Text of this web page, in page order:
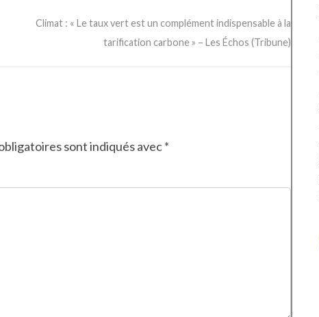
Climat : « Le taux vert est un complément indispensable à la
tarification carbone » – Les Échos (Tribune)
sont indiqués avec*